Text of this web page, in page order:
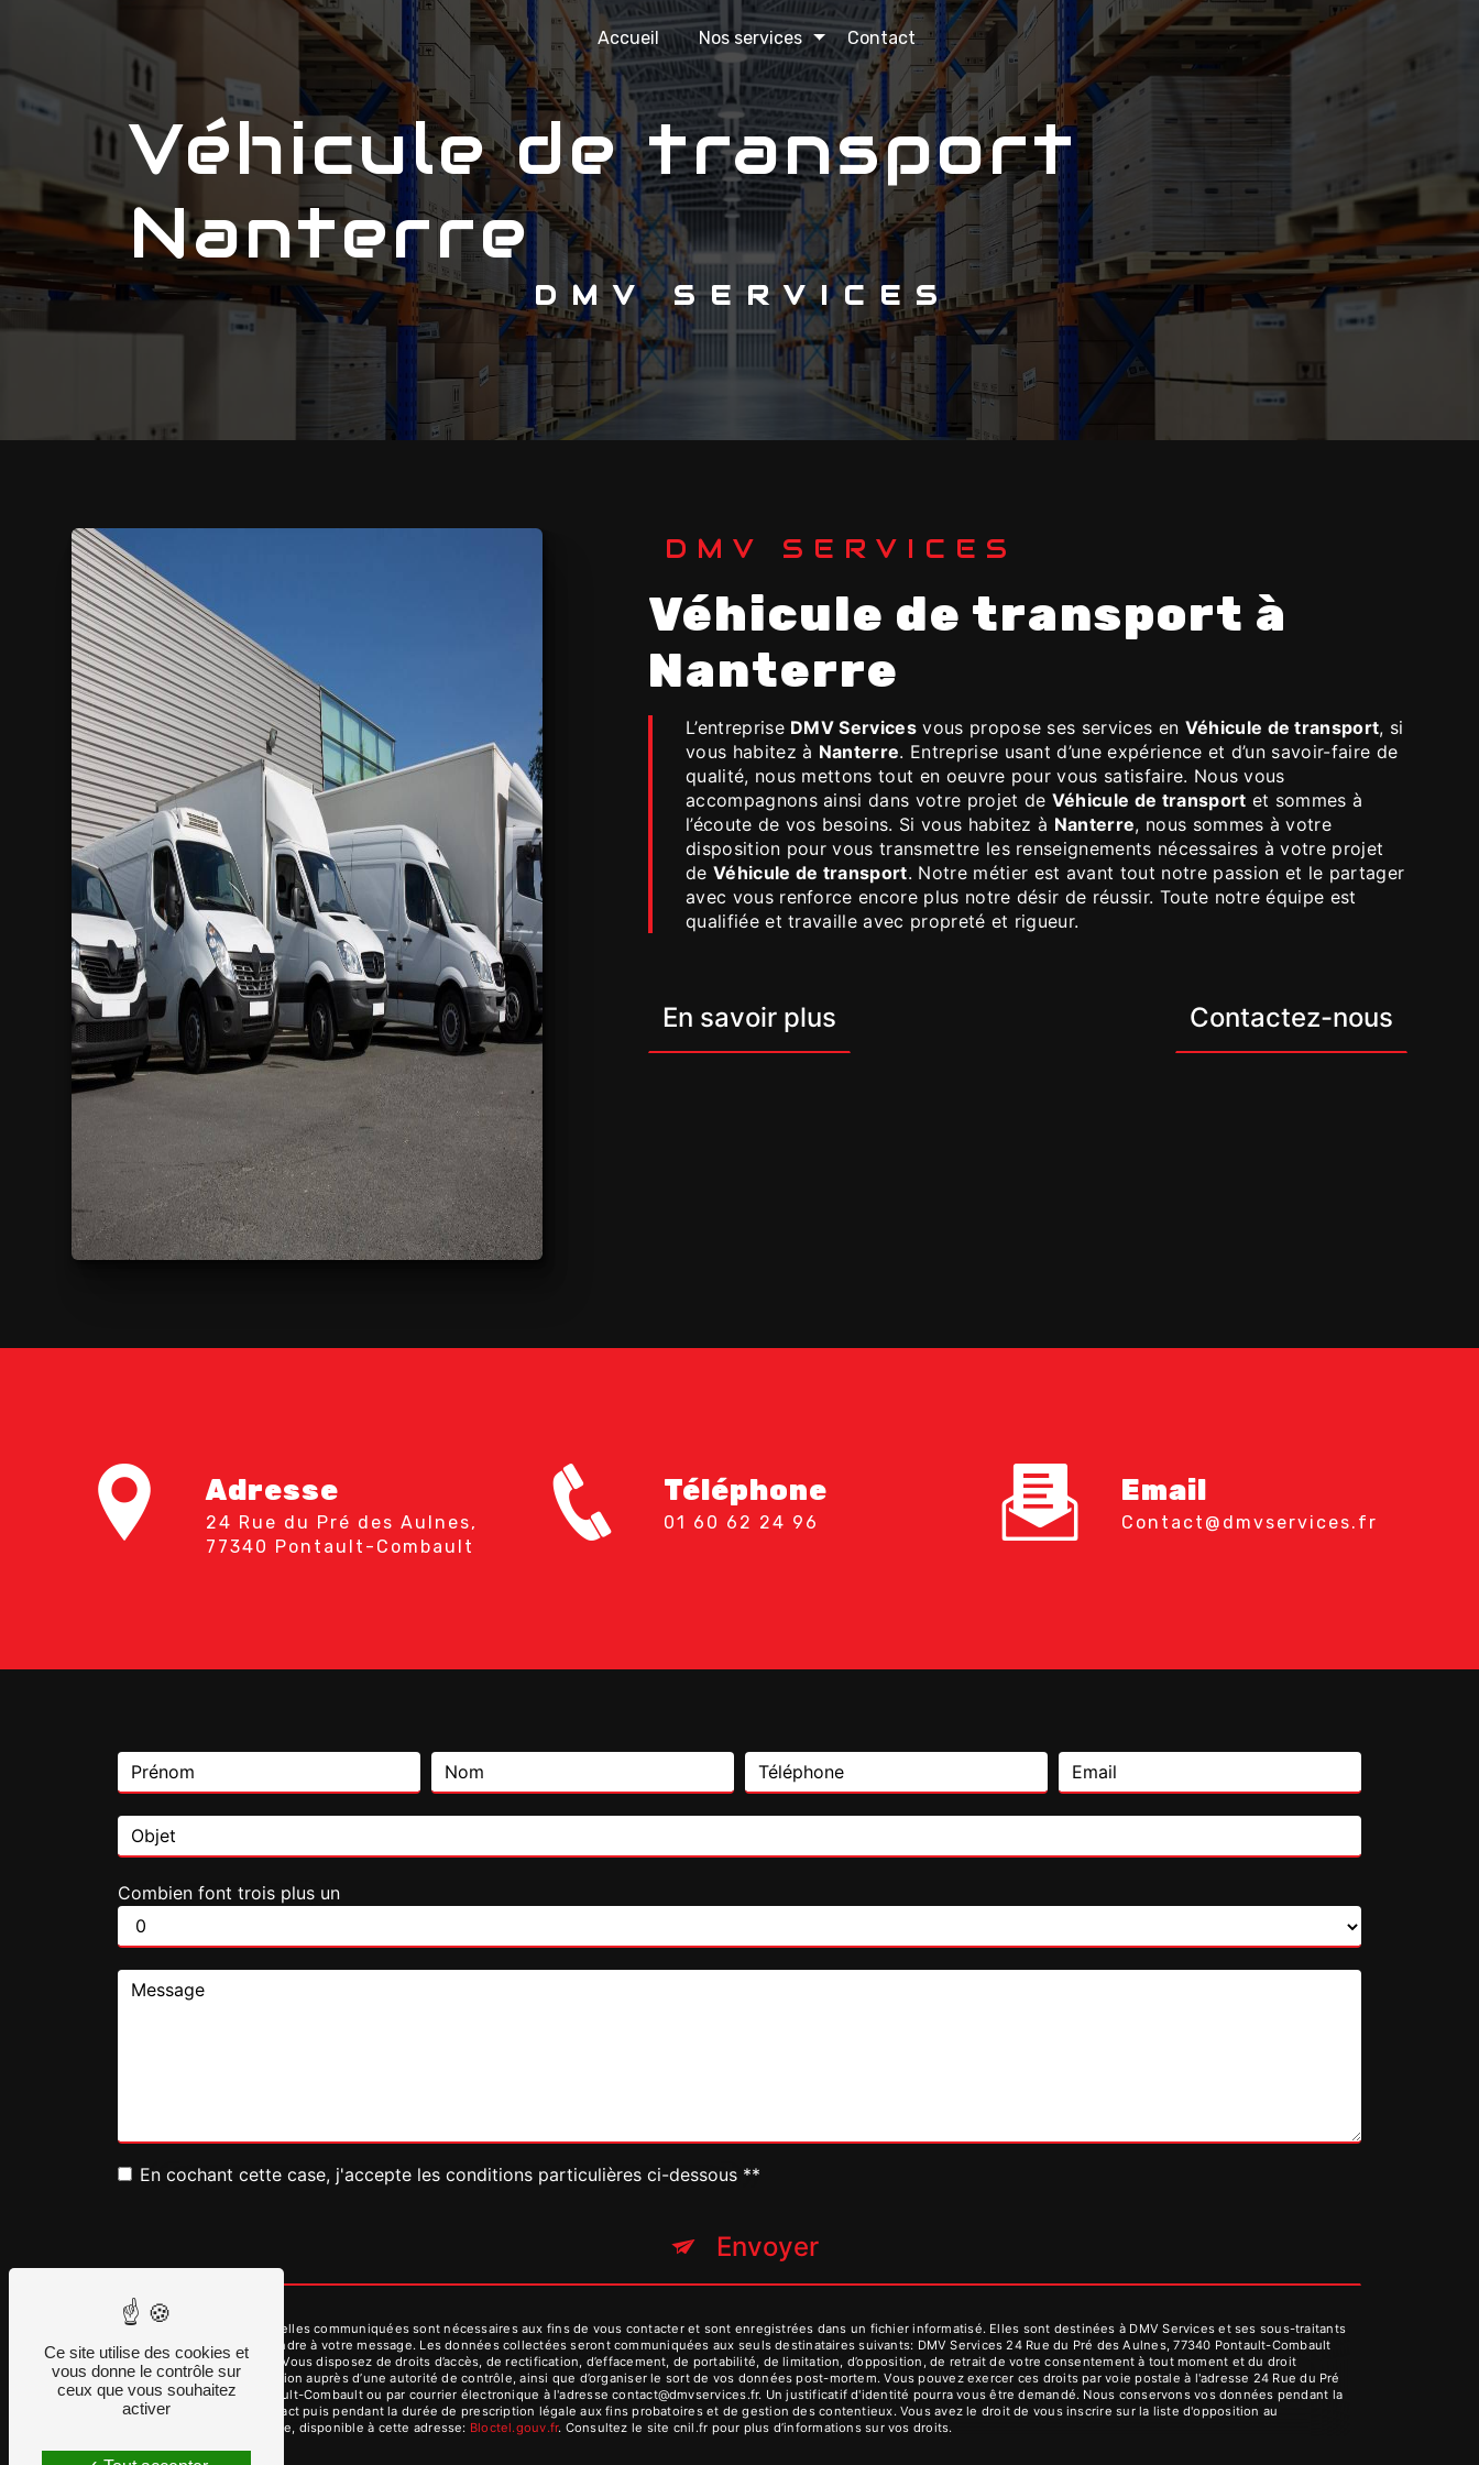
Accueil Nos services Contact
Véhicule de transport
Nanterre
DMV SERVICES
DMV SERVICES
Véhicule de transport à
Nanterre
L’entreprise DMV Services vous propose ses services en Véhicule de transport, si
vous habitez à Nanterre. Entreprise usant d’une expérience et d’un savoir-faire de
qualité, nous mettons tout en oeuvre pour vous satisfaire. Nous vous
accompagnons ainsi dans votre projet de Véhicule de transport et sommes à
l’écoute de vos besoins. Si vous habitez à Nanterre, nous sommes à votre
disposition pour vous transmettre les renseignements nécessaires à votre projet
de Véhicule de transport. Notre métier est avant tout notre passion et le partager
avec vous renforce encore plus notre désir de réussir. Toute notre équipe est
qualifiée et travaille avec propreté et rigueur.
En savoir plus Contactez-nous
Adresse
24 Rue du Pré des Aulnes,
77340 Pontault-Combault
Téléphone
01 60 62 24 96
Email
contact@dmvservices.fr
Combien font trois plus un
En cochant cette case, j'accepte les conditions particulières ci-dessous **
Envoyer
** Les données personnelles communiquées sont nécessaires aux fins de vous contacter et sont enregistrées dans un fichier informatisé. Elles sont destinées à DMV Services et ses sous-traitants
dans le seul but de répondre à votre message. Les données collectées seront communiquées aux seuls destinataires suivants: DMV Services 24 Rue du Pré des Aulnes, 77340 Pontault-Combault
contact@dmvservices.fr. Vous disposez de droits d’accès, de rectification, d’effacement, de portabilité, de limitation, d’opposition, de retrait de votre consentement à tout moment et du droit
d’introduire une réclamation auprès d’une autorité de contrôle, ainsi que d’organiser le sort de vos données post-mortem. Vous pouvez exercer ces droits par voie postale à l'adresse 24 Rue du Pré
des Aulnes, 77340 Pontault-Combault ou par courrier électronique à l'adresse contact@dmvservices.fr. Un justificatif d'identité pourra vous être demandé. Nous conservons vos données pendant la
période de prise de contact puis pendant la durée de prescription légale aux fins probatoires et de gestion des contentieux. Vous avez le droit de vous inscrire sur la liste d'opposition au
démarchage téléphonique, disponible à cette adresse:
Bloctel.gouv.fr. Consultez le site cnil.fr pour plus d’informations sur vos droits.
Ce site utilise des cookies et
vous donne le contrôle sur
ceux que vous souhaitez
activer